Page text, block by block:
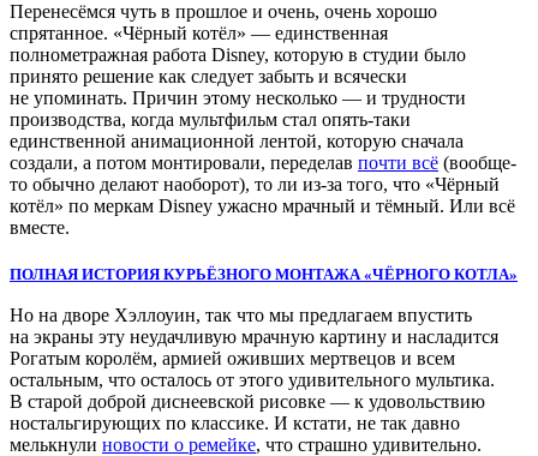
Перенесёмся чуть в прошлое и очень, очень хорошо
спрятанное. «Чёрный котёл» — единственная
полнометражная работа Disney, которую в студии было
принято решение как следует забыть и всячески
не упоминать. Причин этому несколько — и трудности
производства, когда мультфильм стал опять-таки
единственной анимационной лентой, которую сначала
создали, а потом монтировали, переделав почти всё (вообще-
то обычно делают наоборот), то ли из-за того, что «Чёрный
котёл» по меркам Disney ужасно мрачный и тёмный. Или всё
вместе.
ПОЛНАЯ ИСТОРИЯ КУРЬЁЗНОГО МОНТАЖА «ЧЁРНОГО КОТЛА»
Но на дворе Хэллоуин, так что мы предлагаем впустить
на экраны эту неудачливую мрачную картину и насладится
Рогатым королём, армией оживших мертвецов и всем
остальным, что осталось от этого удивительного мультика.
В старой доброй диснеевской рисовке — к удовольствию
ностальгирующих по классике. И кстати, не так давно
мелькнули новости о ремейке, что страшно удивительно.